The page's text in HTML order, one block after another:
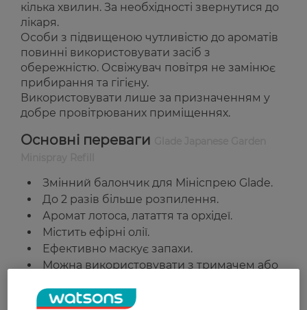
кілька хвилин. За необхідності звернутися до
лікаря.
Особи з підвищеною чутливістю до ароматів
повинні використовувати засіб з
обережністю. Освіжувач повітря не замінює
прибирання та гігієну.
Використовувати лише за призначенням у
добре провітрюваних приміщеннях.
Основні переваги
Змінний балончик для Мініспрею Glade.
До 2 разів більше розпилення.
Аромат лотоса, латаття та орхідеї.
Містить ефірні олії.
Ефективно маскує запахи.
Можна використовувати з тримачем або